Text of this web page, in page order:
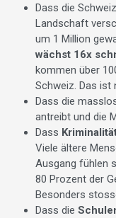
Dass die
Landschaft
um 1 Million
wächst 16x
kommen über
Schweiz. Das ist
Dass die
antreibt und die
Dass
Viele ältere
Ausgang fühlen
80 Prozent der
Besonders
Dass die